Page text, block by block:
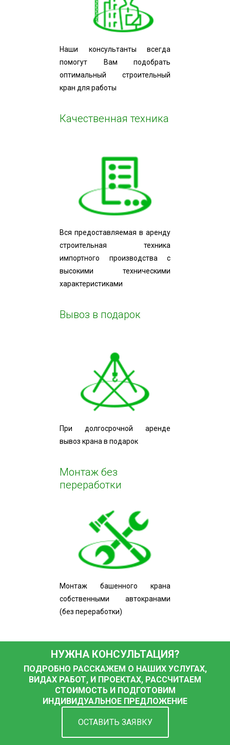
Наши консультанты всегда
помогут Вам подобрать
оптимальный строительный
кран для работы
Качественная техника
Вся предоставляемая в аренду
строительная техника
импортного производства с
высокими техническими
характеристиками
Вывоз в подарок
При долгосрочной аренде
вывоз крана в подарок
Монтаж без
переработки
Монтаж башенного крана
собственными автокранами
(без переработки)
НУЖНА КОНСУЛЬТАЦИЯ?
ПОДРОБНО РАССКАЖЕМ О НАШИХ УСЛУГАХ,
ВИДАХ РАБОТ, И ПРОЕКТАХ, РАССЧИТАЕМ
СТОИМОСТЬ И ПОДГОТОВИМ
ИНДИВИДУАЛЬНОЕ ПРЕДЛОЖЕНИЕ
ОСТАВИТЬ ЗАЯВКУ